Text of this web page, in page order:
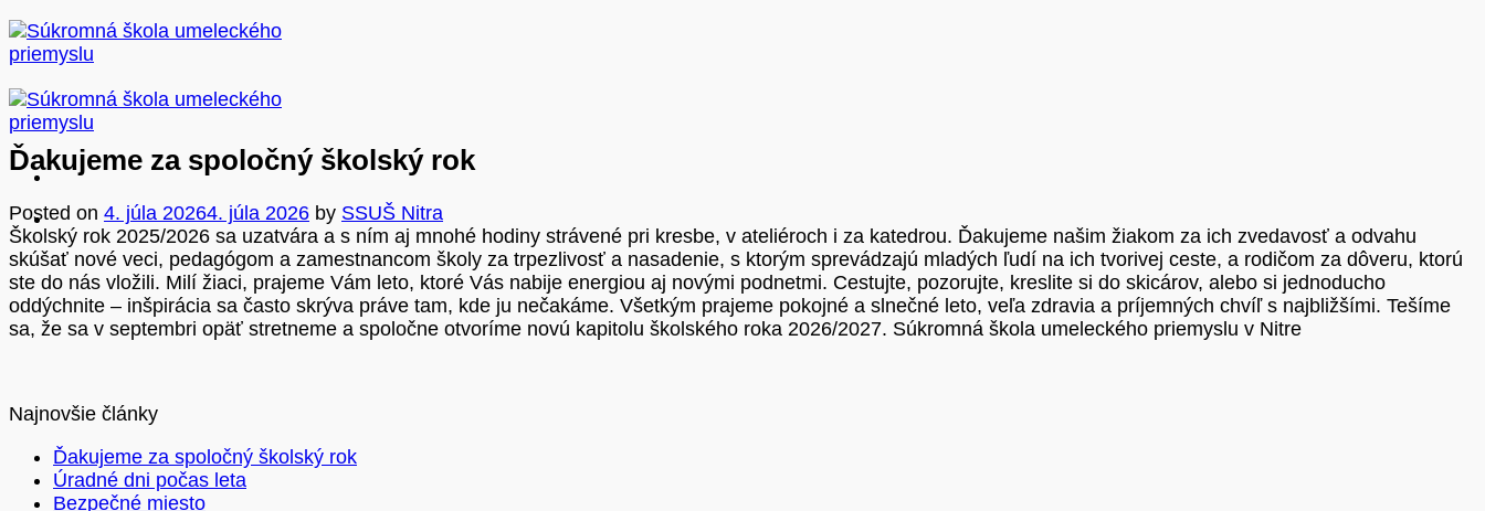
Skip
to
content
Ďakujeme za spoločný školský rok
Posted on 4. júla 20264. júla 2026 by SSUŠ Nitra
Školský rok 2025/2026 sa uzatvára a s ním aj mnohé hodiny strávené pri kresbe, v ateliéroch i za katedrou. Ďakujeme našim žiakom za ich zvedavosť a odvahu
skúšať nové veci, pedagógom a zamestnancom školy za trpezlivosť a nasadenie, s ktorým sprevádzajú mladých ľudí na ich tvorivej ceste, a rodičom za dôveru, ktorú
ste do nás vložili. Milí žiaci, prajeme Vám leto, ktoré Vás nabije energiou aj novými podnetmi. Cestujte, pozorujte, kreslite si do skicárov, alebo si jednoducho
oddýchnite – inšpirácia sa často skrýva práve tam, kde ju nečakáme. Všetkým prajeme pokojné a slnečné leto, veľa zdravia a príjemných chvíľ s najbližšími. Tešíme
sa, že sa v septembri opäť stretneme a spoločne otvoríme novú kapitolu školského roka 2026/2027. Súkromná škola umeleckého priemyslu v Nitre
Najnovšie články
Ďakujeme za spoločný školský rok
Úradné dni počas leta
Bezpečné miesto